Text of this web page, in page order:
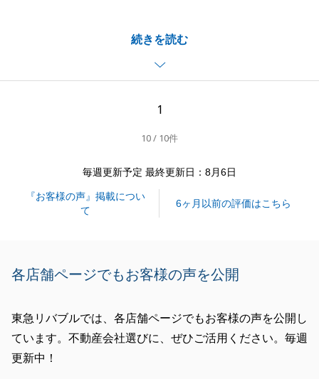
続きを読む
安心いただけるお取引を仲介させていただくことがで
き、大変嬉しく思っております。
お取引を円滑に進められたのも、T様のご協力があっ
ございましたらお気軽にご相談ください。
1
10 / 10件
毎週更新予定 最終更新日：8月6日
『お客様の声』掲載につい
て
6ヶ月以前の評価はこちら
各店舗ページでもお客様の声を公開
東急リバブルでは、各店舗ページでもお客様の声を公開し
ています。不動産会社選びに、ぜひご活用ください。毎週
更新中！